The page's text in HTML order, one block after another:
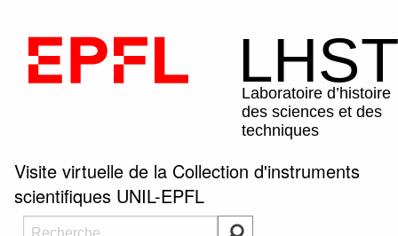
Visite virtuelle de la Collection d'instruments
scientifiques UNIL-EPFL